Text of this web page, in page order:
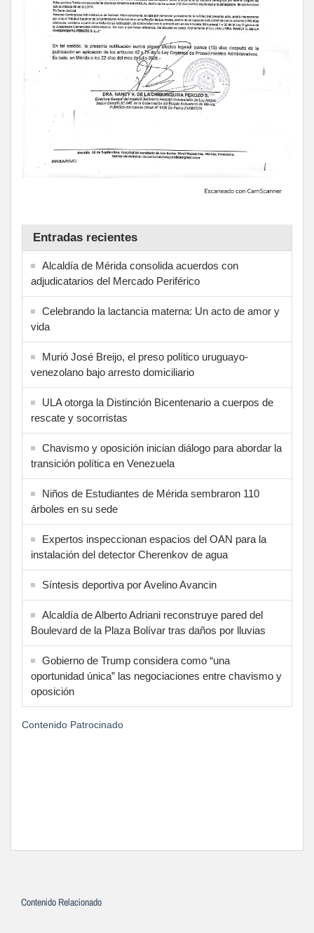
Entradas recientes
Alcaldía de Mérida consolida acuerdos con
adjudicatarios del Mercado Periférico
Celebrando la lactancia materna: Un acto de amor y
vida
Murió José Breijo, el preso político uruguayo-
venezolano bajo arresto domiciliario
ULA otorga la Distinción Bicentenario a cuerpos de
rescate y socorristas
Chavismo y oposición inician diálogo para abordar la
transición política en Venezuela
Niños de Estudiantes de Mérida sembraron 110
árboles en su sede
Expertos inspeccionan espacios del OAN para la
instalación del detector Cherenkov de agua
Síntesis deportiva por Avelino Avancin
Alcaldía de Alberto Adriani reconstruye pared del
Boulevard de la Plaza Bolívar tras daños por lluvias
Gobierno de Trump considera como “una
oportunidad única” las negociaciones entre chavismo y
oposición
Contenido Patrocinado
Contenido Relacionado